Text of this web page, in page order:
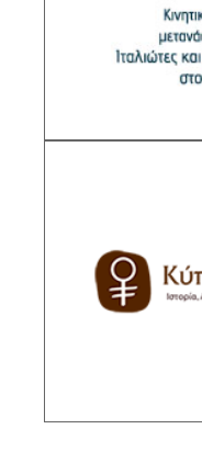
Υπεύθυνη
Υπεύθυνη
Κύρια